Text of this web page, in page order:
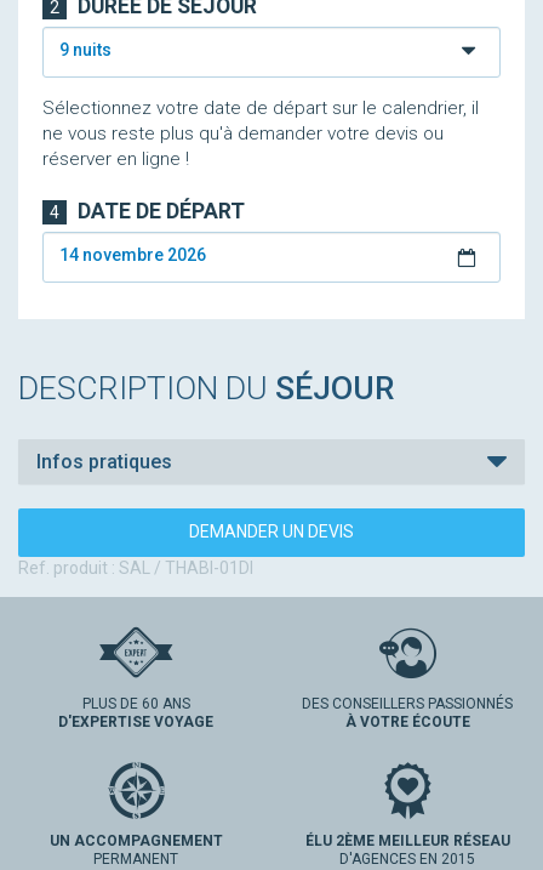
2 DURÉE DE SÉJOUR
9 nuits
Sélectionnez votre date de départ sur le calendrier, il
ne vous reste plus qu'à demander votre devis ou
réserver en ligne !
4 DATE DE DÉPART
14 novembre 2026
DESCRIPTION DU SÉJOUR
Infos pratiques
DEMANDER UN DEVIS
Ref. produit : SAL / THABI-01DI
PLUS DE 60 ANS
D'EXPERTISE VOYAGE
DES CONSEILLERS PASSIONNÉS
À VOTRE ÉCOUTE
UN ACCOMPAGNEMENT
PERMANENT
ÉLU 2ÈME MEILLEUR RÉSEAU
D'AGENCES EN 2015